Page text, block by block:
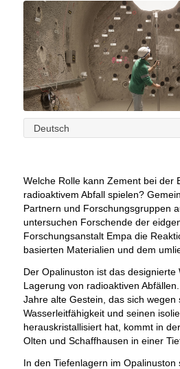
Deutsch
Welche Rolle kann Zement bei der
radioaktivem Abfall spielen?
Partnern und Forschungsgruppen
untersuchen Forschende der
Forschungsanstalt Empa die
basierten Materialien und dem
Der Opalinuston ist das designierte
Lagerung von radioaktiven
Jahre alte Gestein, das sich wegen
Wasserleitfähigkeit und seinen
herauskristallisiert hat, kommt in
Olten und Schaffhausen in einer
In den Tiefenlagern im